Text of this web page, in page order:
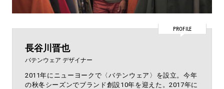
PROFILE
長谷川晋也
バテンウェア デザイナー
2011年にニューヨークで〈バテンウェア〉を設立。今年
の秋冬シーズンでブランド創設10年を迎えた。2017年に